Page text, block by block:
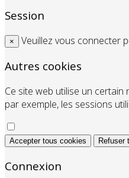
Session
× Veuillez vous connecter
Autres cookies
Ce site web utilise un
par exemple, les sessions
Accepter tous cookies Refuser
Connexion